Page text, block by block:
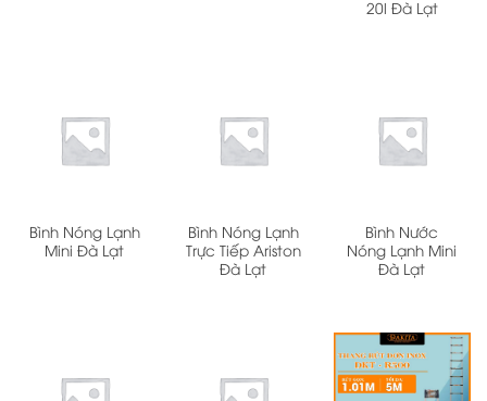
20l Đà Lạt
Bình Nóng Lạnh
Mini Đà Lạt
Bình Nóng Lạnh
Trực Tiếp Ariston
Đà Lạt
Bình Nước
Nóng Lạnh Mini
Đà Lạt